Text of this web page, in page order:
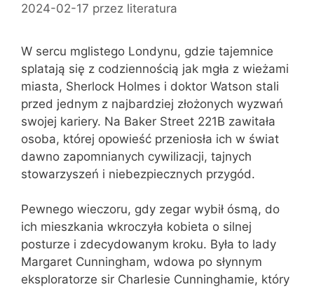
2024-02-17 przez literatura
W sercu mglistego Londynu, gdzie tajemnice
splatają się z codziennością jak mgła z wieżami
miasta, Sherlock Holmes i doktor Watson stali
przed jednym z najbardziej złożonych wyzwań
swojej kariery. Na Baker Street 221B zawitała
osoba, której opowieść przeniosła ich w świat
dawno zapomnianych cywilizacji, tajnych
stowarzyszeń i niebezpiecznych przygód.
Pewnego wieczoru, gdy zegar wybił ósmą, do
ich mieszkania wkroczyła kobieta o silnej
posturze i zdecydowanym kroku. Była to lady
Margaret Cunningham, wdowa po słynnym
eksploratorze sir Charlesie Cunninghamie, który